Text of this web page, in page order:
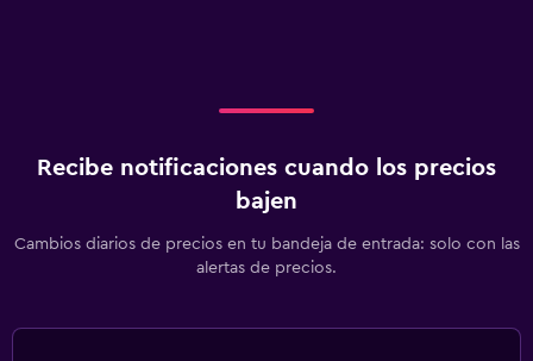
Recibe notificaciones cuando los precios
bajen
Cambios diarios de precios en tu bandeja de entrada: solo con las
alertas de precios.